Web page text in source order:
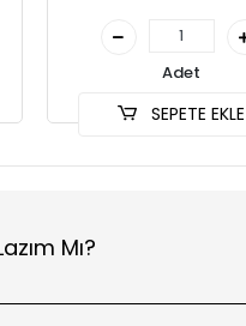
Adet
SEPETE EKLE
Mı?